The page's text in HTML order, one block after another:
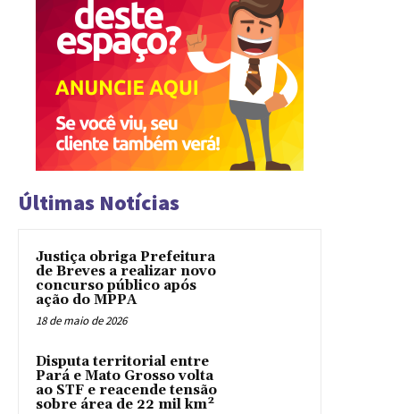
Últimas Notícias
Justiça obriga Prefeitura
de Breves a realizar novo
concurso público após
ação do MPPA
18 de maio de 2026
Disputa territorial entre
Pará e Mato Grosso volta
ao STF e reacende tensão
sobre área de 22 mil km²